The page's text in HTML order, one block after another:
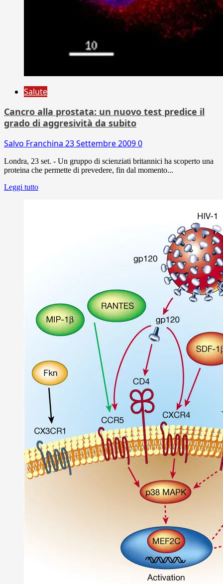
Salute
Cancro alla prostata: un nuovo test predice il
grado di aggresività da subito
Salvo Franchina 23 Settembre 20090
Londra, 23 set. - Un gruppo di scienziati britannici ha scoperto una
proteina che permette di prevedere, fin dal momento...
Leggi tutto